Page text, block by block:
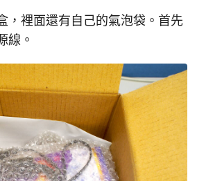
，裡面還有自己的氣泡袋。首先
線。